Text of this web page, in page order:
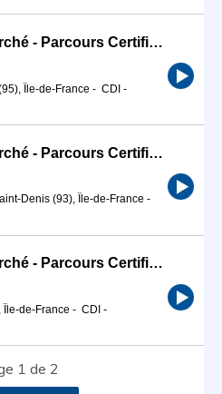
Directeur de Supermarché - Parcours Certifiant (H/F)
Île-de-France - CDI -
Directeur de Supermarché - Parcours Certifiant (H/F)
Denis (93), Île-de-France -
Directeur de Supermarché - Parcours Certifiant (H/F)
Île-de-France - CDI -
1 de 2